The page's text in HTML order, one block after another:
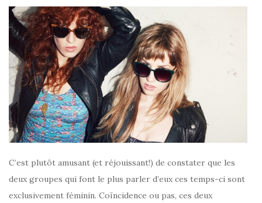
C’est plutôt amusant (et réjouissant!) de constater que les
deux groupes qui font le plus parler d’eux ces temps-ci sont
exclusivement féminin. Coïncidence ou pas, ces deux